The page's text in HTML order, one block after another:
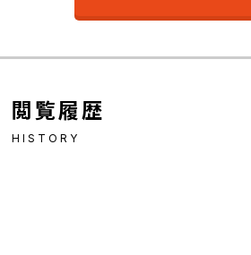
閲覧履歴
HISTORY